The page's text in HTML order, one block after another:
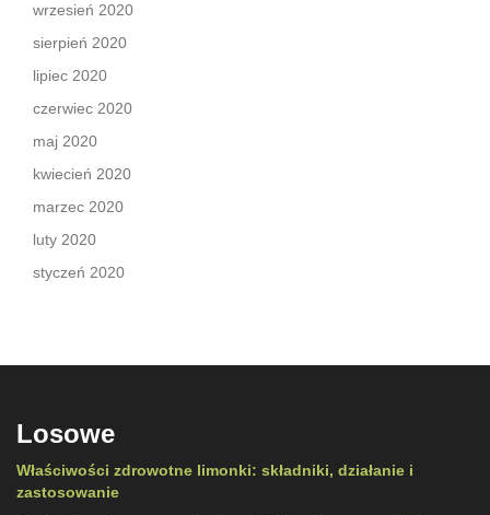
wrzesień 2020
sierpień 2020
lipiec 2020
czerwiec 2020
maj 2020
kwiecień 2020
marzec 2020
luty 2020
styczeń 2020
Losowe
Właściwości zdrowotne limonki: składniki, działanie i
zastosowanie